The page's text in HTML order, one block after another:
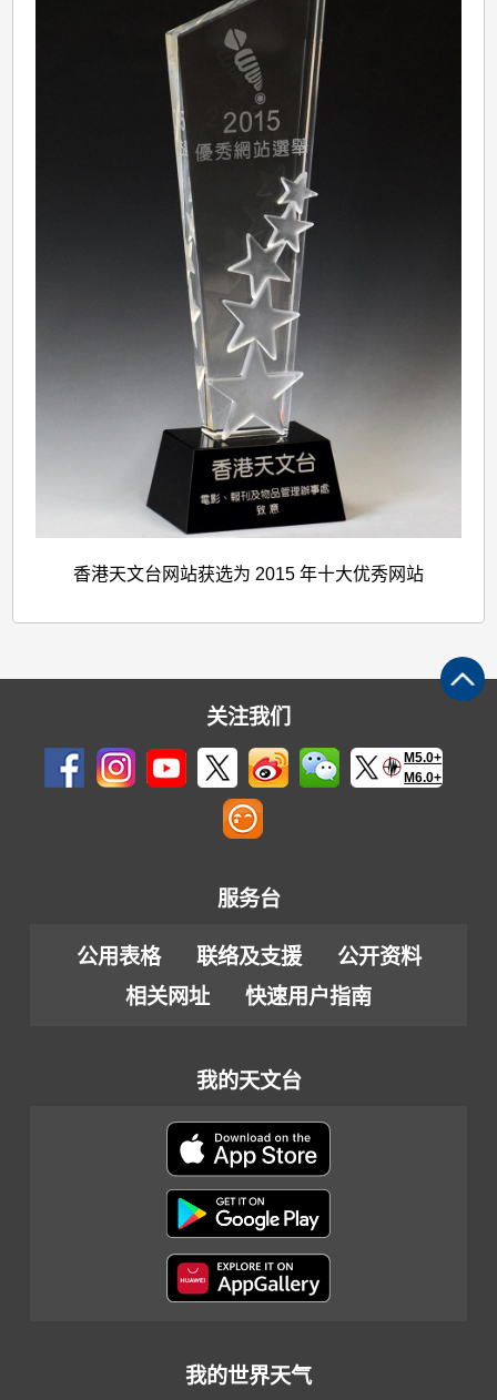
香港天文台网站获选为 2015 年十大优秀网站
关注我们
M5.0+
M6.0+
服务台
公用表格 联络及支援
公开资料
相关网址
快速用户指南
我的天文台
我的世界天气